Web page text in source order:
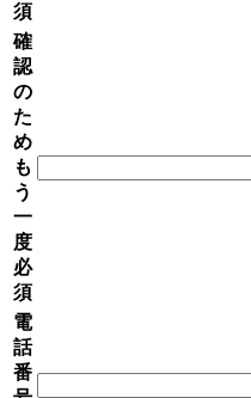
須
確
認
の
た
め
も
う
一
度
必
須
電
話
番